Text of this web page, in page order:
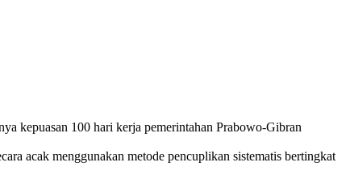
kepuasan 100 hari kerja pemerintahan Prabowo-Gibran
acak menggunakan metode pencuplikan sistematis bertingkat